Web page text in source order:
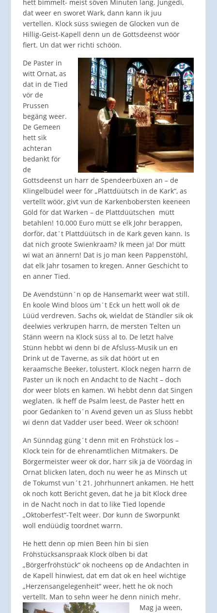
hett bimmelt- meist söven Minuten lang. Jungedi,
dat weer en sworet Wark, dann kann ik juu
vertellen. Klock süss swiegen de Glocken vun de
Hillig-Geist-Kapell denn un de Gottsdeenst wöör
fiert. Un dat wer richti schöön.
De Paster in
witt Ornat, as
dat in de Tied
vör de
Prussen
begäng weer.
De Gemeen
hett sik
achteran
bedankt för
de
Gottsdeenst un harr de Spendeerbüxen an – de
Klingelbüdel weer för „Plattdüütsch in de Kark“, as
vertellt wöör, givt vun de Karkenbobersten keeneen
Göld för dat Warken – de Plattdüütschen mütt
betahlen! 10.000 Euro mütt se elk Johr berappen,
dorför, dat´t Plattdüütsch in de Kark geven kann. Is
dat nich groote Swienkraam? Ik meen ja! Dor mütt
wi wat an ännern! Dat is jo man keen Pappenstöhl,
dat elk Jahr tosamen to kregen. Anner Geschicht to
en anner Tied.
De Avendstünn´n op de Hansemarkt weer wat still.
En koole Wind bloos üm´t Eck un hett woll ok de
Lüüd verdreven. Sachs ok, wieldat de Ständler sik ok
deelwies verkrupen harrn, de mersten Telten un
Stänn weern na Klock süss al to. De letzt halve
Stünn hebbt wi denn bi de Afsluss-Musik un en
Drink ut de Taverne, as sik dat höört ut en
keraamsche Beeker, tolustert. Klock negen harrn de
Paster un ik noch en Andacht to de Nacht – doch
dor weer blots en kamen. Wi hebbt denn dat Singen
weglaten. Ik heff de Psalm leest, de Paster hett en
poor Gedanken to´n Avend geven un as Sluss hebbt
wi denn dat Vadder user beed. Weer ok schöön!
An Sünndag güng´t denn mit en Fröhstück los –
Klock tein för de ehrenamtlichen Mitmakers. De
Börgermeister weer ok dor, harr sik ja de Vöördag in
Ornat blicken laten, doch nu weer he as Minsch ut
de Tokumst vun´t 21. Johrhunnert ankamen. He hett
ok noch kott Bericht geven, dat he ja bit Klock dree
in de Nacht noch in dat to like Tied lopende
„Oktoberfest“-Telt weer. Dor kunn de Sworpunkt
woll endüüdig toordnet warrn.
He hett denn op mien Been hin bi sien
Fröhstücksanspraak Klock ölben bi dat
„Börgerfröhstück“ ok nocheens op de Andachten in
de Kapell hinwiest, dat em dat ok en heel wichtige
„Herzensangelegenheit“ weer, hett he ok noch
vertellt. Man to sehn weer he denn ninich mehr.
Mag ja ween,